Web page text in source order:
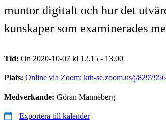
muntor digitalt och hur det
kunskaper som examinerades
Tid: On 2020-10-07 kl 12.15 - 13.00
Plats: Online via Zoom: kth-se.zoom.us/j/
Medverkande: Göran Manneberg
Exportera till kalender